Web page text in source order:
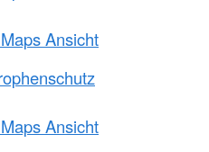
Ansicht
Ansicht